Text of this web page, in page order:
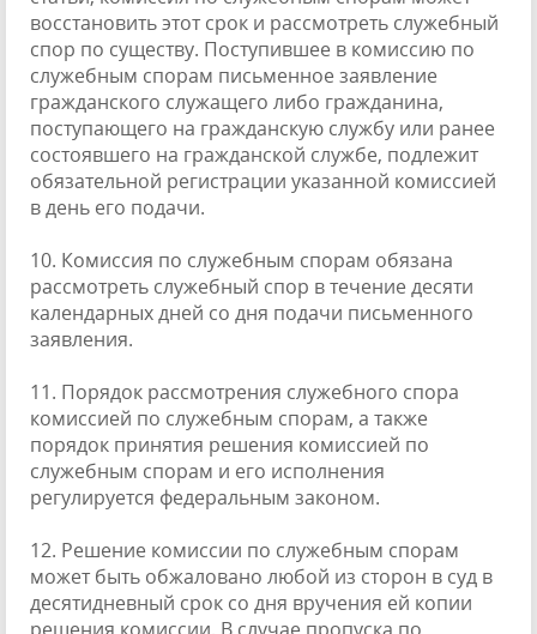
восстановить этот срок и рассмотреть служебный
спор по существу. Поступившее в комиссию по
служебным спорам письменное заявление
гражданского служащего либо гражданина,
поступающего на гражданскую службу или ранее
состоявшего на гражданской службе, подлежит
обязательной регистрации указанной комиссией
в день его подачи.
10. Комиссия по служебным спорам обязана
рассмотреть служебный спор в течение десяти
календарных дней со дня подачи письменного
заявления.
11. Порядок рассмотрения служебного спора
комиссией по служебным спорам, а также
порядок принятия решения комиссией по
служебным спорам и его исполнения
регулируется федеральным законом.
12. Решение комиссии по служебным спорам
может быть обжаловано любой из сторон в суд в
десятидневный срок со дня вручения ей копии